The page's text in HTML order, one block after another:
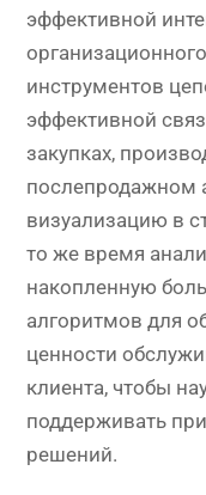
эффективной
инструментов
эффективной
закупках,
послепродажном
визуализацию в
то же время
накопленную
алгоритмов для
ценности
клиента, чтобы
поддерживать
решений.